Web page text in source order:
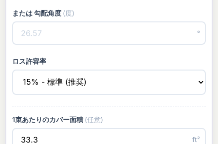
または 勾配角度 (度)
°
ロス許容率
1束あたりのカバー面積 (任意)
ft²